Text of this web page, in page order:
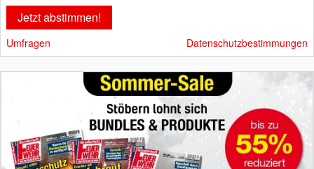
Umfragen Datenschutzbestimmungen